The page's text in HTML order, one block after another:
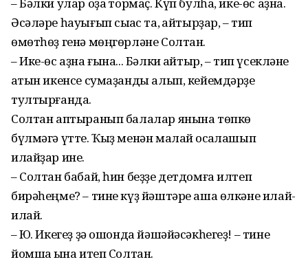
Әсәләре һауығып сыҡҡас та, ҡайтырҙар, – тип
өмөтһөҙ генә мөңгөрләне Солтан.
– Ике-өс аҙна ғына... Бәлки ҡайтыр, – тип үсекләне
ҡатын икенсе сумаҙанды алып, кейемдәрҙе
тултырғанда.
Солтан аптыранып балалар янына төпкө
бүлмәгә үтте. Ҡыҙ менән малай ҡосаҡлашып
илайҙар ине.
– Солтан бабай, һин беҙҙе детдомға илтеп
бирәһеңме? – тине күҙ йәштәре аша өлкәне илай-
илай.
– Юҡ. Икегеҙ ҙә ошонда йәшәйәсәкһегеҙ! – тине
йомшаҡ ҡына итеп Солтан.